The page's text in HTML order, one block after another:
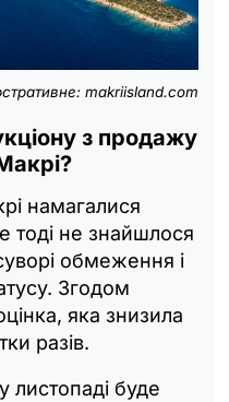
makriisland.com
з продажу
намагалися
тоді не знайшлося
обмеження і
Згодом
яка знизила
разів.
листопаді буде